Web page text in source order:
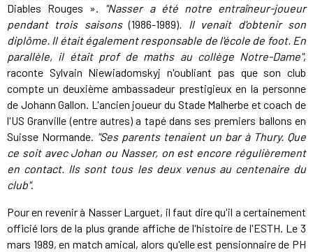
Diables Rouges ». "Nasser a été notre entraîneur-joueur
pendant trois saisons(1986-1989). Il venait d'obtenir son
diplôme. Il était également responsable de l'école de foot. En
parallèle, il était prof de maths au collège Notre-Dame",
raconte Sylvain Niewiadomskyj n'oubliant pas que son club
compte un deuxième ambassadeur prestigieux en la personne
de Johann Gallon. L'ancien joueur du Stade Malherbe et coach de
l'US Granville (entre autres) a tapé dans ses premiers ballons en
Suisse Normande. "Ses parents tenaient un bar à Thury. Que
ce soit avec Johan ou Nasser, on est encore régulièrement
en contact. Ils sont tous les deux venus au centenaire du
club".
Pour en revenir à Nasser Larguet, il faut dire qu'il a certainement
officié lors de la plus grande affiche de l'histoire de l'ESTH. Le 3
mars 1989, en match amical, alors qu'elle est pensionnaire de PH